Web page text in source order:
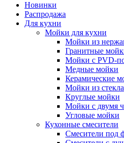
Новинки
Распродажа
Для кухни
Мойки для кухни
Мойки из
Гранитные
Мойки с PVD-
Медные мойки
Керамические
Мойки из стекла
Круглые мойки
Мойки с двумя
Угловые мойки
Кухонные смесители
Смесители под